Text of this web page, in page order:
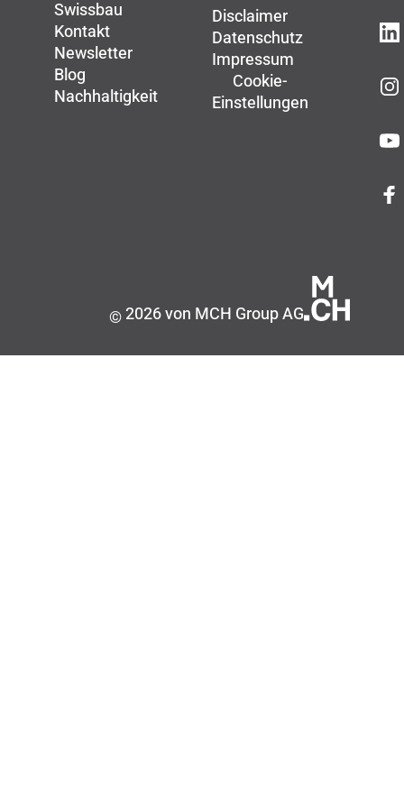
Swissbau
Kontakt
Newsletter
Blog
Nachhaltigkeit
Disclaimer
Datenschutz
Impressum
Cookie-
Einstellungen
©2026 von MCH Group AG